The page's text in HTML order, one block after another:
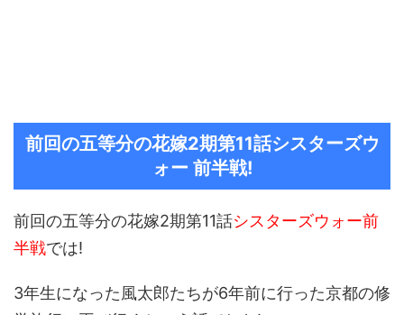
前回の五等分の花嫁2期第11話シスターズウ
ォー 前半戦!
前回の五等分の花嫁2期第11話シスターズウォー前
半戦では!
3年生になった風太郎たちが6年前に行った京都の修